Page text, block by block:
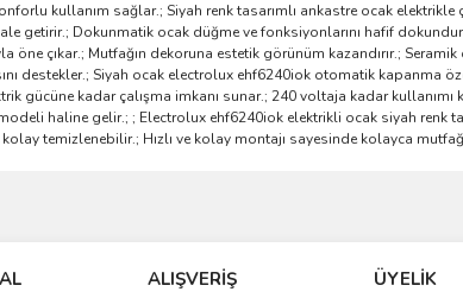
kullanım sağlar.; Siyah renk tasarımlı ankastre ocak
getirir.; Dokunmatik ocak düğme ve fonksiyonlarını hafif
öne çıkar.; Mutfağın dekoruna estetik görünüm kazandırır.;
destekler.; Siyah ocak electrolux ehf6240iok otomatik kapanma
gücüne kadar çalışma imkanı sunar.; 240 voltaja kadar
haline gelir.; ; Electrolux ehf6240iok elektrikli ocak siyah renk
temizlenebilir.; Hızlı ve kolay montajı sayesinde kolayca
resmi kalitesiz, bozuk veya görüntülenemiyor.
ALIŞVERİŞ ÜYELİK